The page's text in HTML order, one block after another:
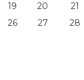
19 20 21
26 27 28